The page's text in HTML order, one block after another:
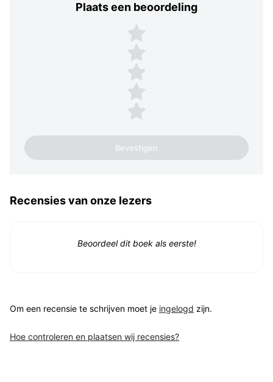
Plaats een beoordeling
Plaats een beoordeling
5 sterren
4 sterren
3 sterren
2 sterren
1 ster
Recensies van onze lezers
Beoordeel dit boek als eerste!
Om een recensie te schrijven moet je ingelogd zijn.
Hoe controleren en plaatsen wij recensies?